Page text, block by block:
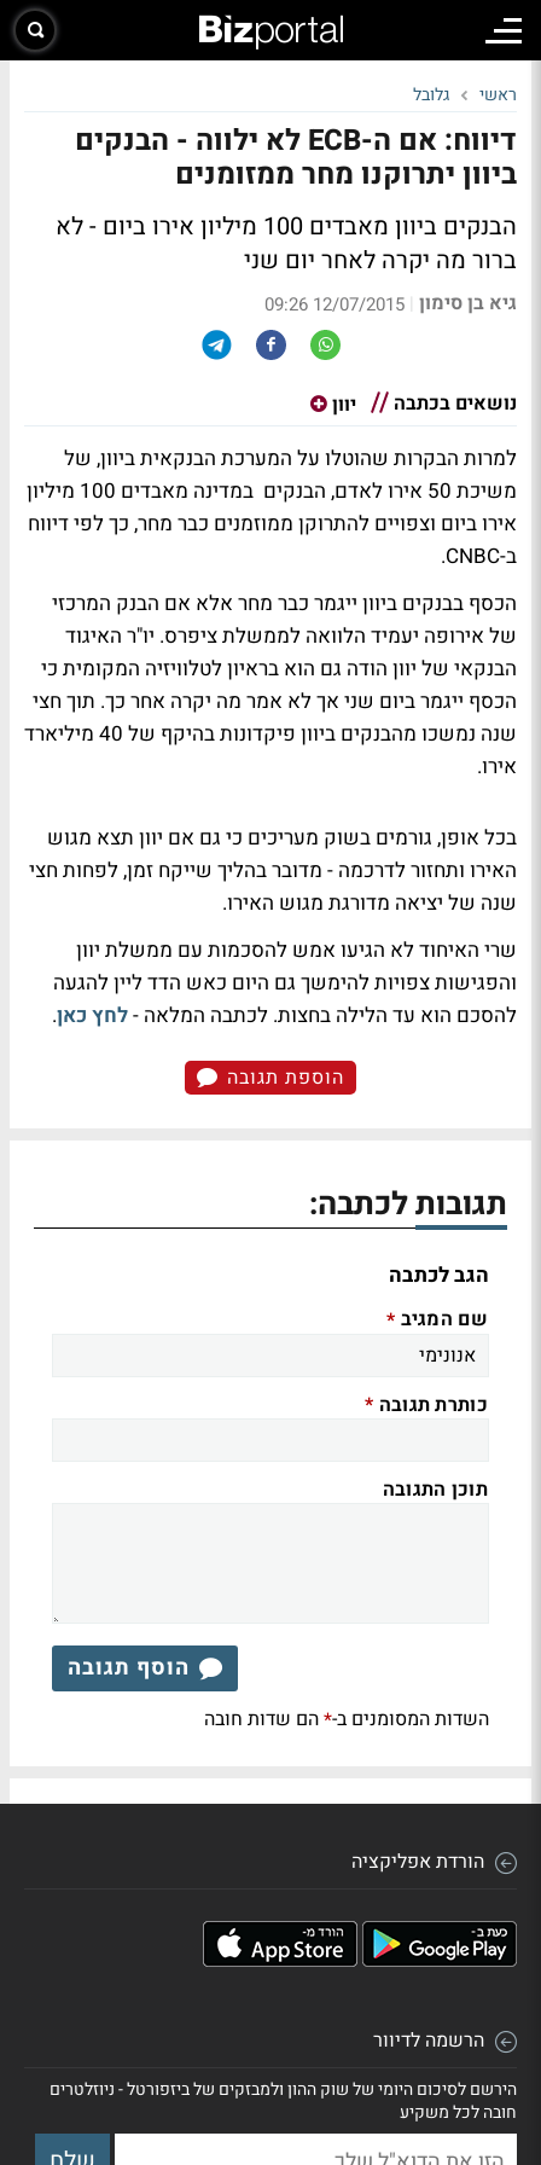
ראשי גלובל
דיווח: אם ה-ECB לא ילווה - הבנקים
ביוון יתרוקנו מחר ממזומנים
הבנקים ביוון מאבדים 100 מיליון אירו ביום - לא
ברור מה יקרה לאחר יום שני
גיא בן סימון |
12/07/2015 09:26
נושאים בכתבה יוון
למרות הבקרות שהוטלו על המערכת הבנקאית ביוון, של
משיכת 50 אירו לאדם, הבנקים במדינה מאבדים 100 מיליון
אירו ביום וצפויים להתרוקן ממוזמנים כבר מחר, כך לפי דיווח
ב-CNBC.
הכסף בבנקים ביוון ייגמר כבר מחר אלא אם הבנק המרכזי
של אירופה יעמיד הלוואה לממשלת ציפרס. יו"ר האיגוד
הבנקאי של יוון הודה גם הוא בראיון לטלוויזיה המקומית כי
הכסף ייגמר ביום שני אך לא אמר מה יקרה אחר כך. תוך חצי
שנה נמשכו מהבנקים ביוון פיקדונות בהיקף של 40 מיליארד
אירו.
בכל אופן, גורמים בשוק מעריכים כי גם אם יוון תצא מגוש
האירו ותחזור לדרכמה - מדובר בהליך שייקח זמן, לפחות חצי
שנה של יציאה מדורגת מגוש האירו.
שרי האיחוד לא הגיעו אמש להסכמות עם ממשלת יוון
והפגישות צפויות להימשך גם היום כאש הדד ליין להגעה
להסכם הוא עד הלילה בחצות. לכתבה המלאה -לחץ כאן.
הוספת תגובה
תגובות לכתבה:
הגב לכתבה
שם המגיב *
כותרת תגובה *
תוכן התגובה
הוסף תגובה
השדות המסומנים ב-*הם שדות חובה
הורדת אפליקציה
הרשמה לדיוור
הירשם לסיכום היומי של שוק ההון ולמבזקים של ביזפורטל - ניוזלטרים
חובה לכל משקיע